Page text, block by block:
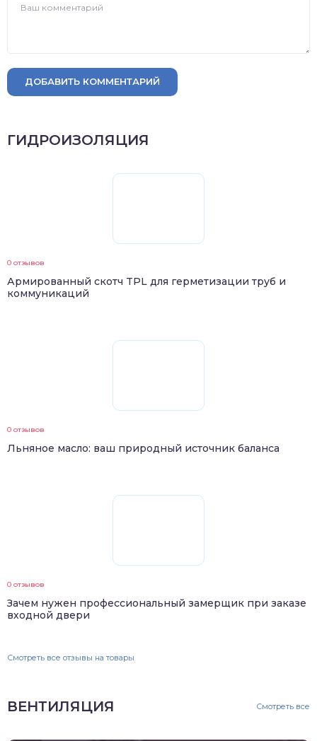
ДОБАВИТЬ КОММЕНТАРИЙ
ГИДРОИЗОЛЯЦИЯ
0 отзывов
Армированный скотч TPL для герметизации труб и
коммуникаций
0 отзывов
Льняное масло: ваш природный источник баланса
0 отзывов
Зачем нужен профессиональный замерщик при заказе
входной двери
Смотреть все отзывы на товары
ВЕНТИЛЯЦИЯ Смотреть все